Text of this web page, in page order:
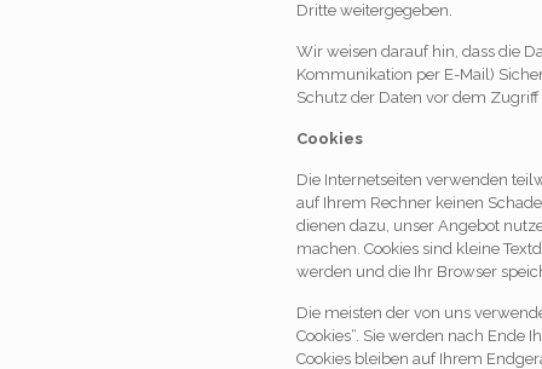
Dritte weitergegeben.
Wir weisen darauf hin, dass die
Kommunikation per E-Mail)
Schutz der Daten vor dem
Cookies
Die Internetseiten verwenden
auf Ihrem Rechner keinen
dienen dazu, unser Angebot
machen. Cookies sind kleine
werden und die Ihr Browser
Die meisten der von uns
Cookies“. Sie werden nach Ende
Cookies bleiben auf Ihrem